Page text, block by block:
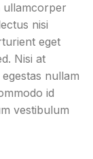
ullamcorper
nisi
eget
Nisi at
nullam
id
vestibulum